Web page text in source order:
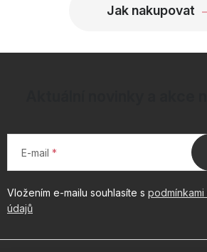
Jak nakupovat
E-mail
Vložením e-mailu souhlasíte s
údajů
á